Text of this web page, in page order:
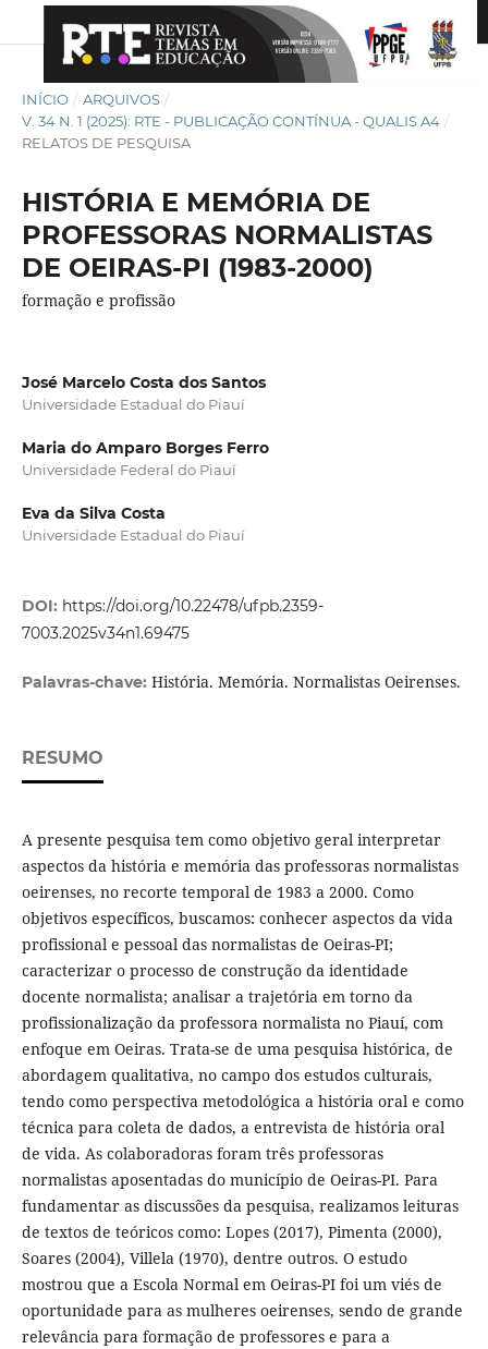
INÍCIO / ARQUIVOS /
V. 34 N. 1 (2025): RTE - PUBLICAÇÃO CONTÍNUA - QUALIS A4 /
RELATOS DE PESQUISA
HISTÓRIA E MEMÓRIA DE
PROFESSORAS NORMALISTAS
DE OEIRAS-PI (1983-2000)
formação e profissão
José Marcelo Costa dos Santos
Universidade Estadual do Piauí
Maria do Amparo Borges Ferro
Universidade Federal do Piauí
Eva da Silva Costa
Universidade Estadual do Piauí
DOI: https://doi.org/10.22478/ufpb.2359-
7003.2025v34n1.69475
Palavras-chave: História. Memória. Normalistas Oeirenses.
RESUMO
A presente pesquisa tem como objetivo geral interpretar
aspectos da história e memória das professoras normalistas
oeirenses, no recorte temporal de 1983 a 2000. Como
objetivos específicos, buscamos: conhecer aspectos da vida
profissional e pessoal das normalistas de Oeiras-PI;
caracterizar o processo de construção da identidade
docente normalista; analisar a trajetória em torno da
profissionalização da professora normalista no Piauí, com
enfoque em Oeiras. Trata-se de uma pesquisa histórica, de
abordagem qualitativa, no campo dos estudos culturais,
tendo como perspectiva metodológica a história oral e como
técnica para coleta de dados, a entrevista de história oral
de vida. As colaboradoras foram três professoras
normalistas aposentadas do município de Oeiras-PI. Para
fundamentar as discussões da pesquisa, realizamos leituras
de textos de teóricos como: Lopes (2017), Pimenta (2000),
Soares (2004), Villela (1970), dentre outros. O estudo
mostrou que a Escola Normal em Oeiras-PI foi um viés de
oportunidade para as mulheres oeirenses, sendo de grande
relevância para formação de professores e para a